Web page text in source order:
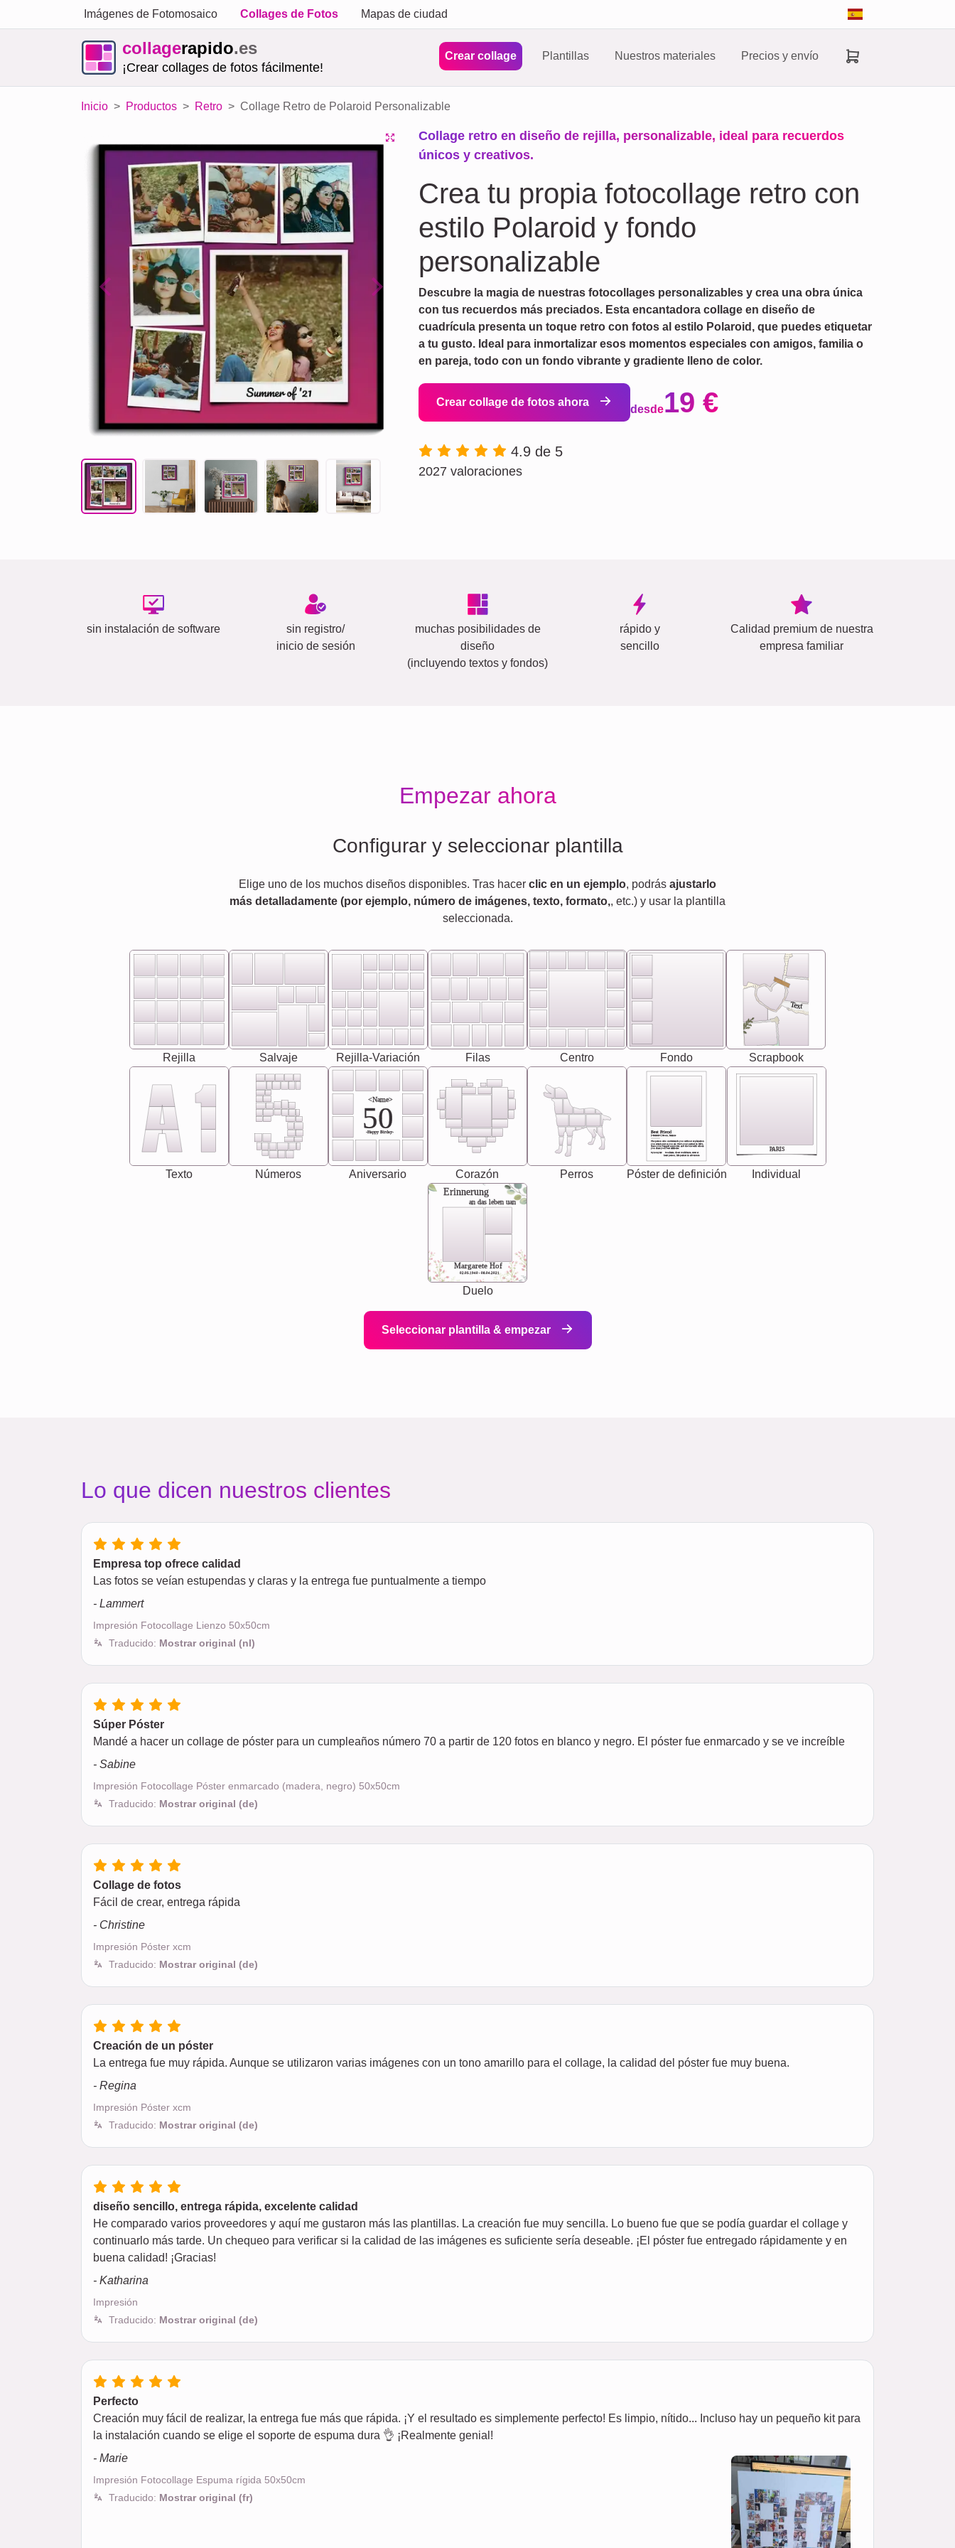
Imágenes de Fotomosaico Collages de Fotos Mapas de ciudad
collagerapido.es
¡Crear collages de fotos fácilmente!
Crear collage Plantillas Nuestros materiales Precios y envío
Inicio Productos Retro Collage Retro de Polaroid Personalizable
Previous Next
Collage retro en diseño de rejilla, personalizable, ideal para recuerdos
únicos y creativos.
Crea tu propia fotocollage retro con
estilo Polaroid y fondo
personalizable
Descubre la magia de nuestras fotocollages personalizables y crea una obra única
con tus recuerdos más preciados. Esta encantadora collage en diseño de
cuadrícula presenta un toque retro con fotos al estilo Polaroid, que puedes etiquetar
a tu gusto. Ideal para inmortalizar esos momentos especiales con amigos, familia o
en pareja, todo con un fondo vibrante y gradiente lleno de color.
Crear collage de fotos ahora
desde19 €
4.9 de 5
2027 valoraciones
sin instalación de software
sin registro/
inicio de sesión
muchas posibilidades de
diseño
(incluyendo textos y fondos)
rápido y
sencillo
Calidad premium de nuestra
empresa familiar
Empezar ahora
Configurar y seleccionar plantilla
Elige uno de los muchos diseños disponibles. Tras hacer clic en un ejemplo, podrás ajustarlo
más detalladamente (por ejemplo, número de imágenes, texto, formato,, etc.) y usar la plantilla
seleccionada.
Rejilla Salvaje Rejilla-Variación Filas Centro Fondo
Text
Scrapbook
Texto Números
<Name>
50
-Happy Birday-
Aniversario Corazón Perros
Best Friend
[<NAME>] Noun, feminie
Synonyms: Soulmate, closet confidante, sister at
heart person, life partner in adventure.
The person who understands you without explanation
you accepts just as you are. She's your partner in life's,
chaos your biggest supporter, and the one with whom
you share your best memories.
Póster de definición
PARIS
Individual
Erinnerung
an das leben uan
Margarete Hof
02.05.1940 - 08.04.2021
Duelo
Seleccionar plantilla & empezar
Lo que dicen nuestros clientes
Empresa top ofrece calidad
Las fotos se veían estupendas y claras y la entrega fue puntualmente a tiempo
- Lammert
Impresión Fotocollage Lienzo 50x50cm
Traducido: Mostrar original (nl)
Súper Póster
Mandé a hacer un collage de póster para un cumpleaños número 70 a partir de 120 fotos en blanco y negro. El póster fue enmarcado y se ve increíble
- Sabine
Impresión Fotocollage Póster enmarcado (madera, negro) 50x50cm
Traducido: Mostrar original (de)
Collage de fotos
Fácil de crear, entrega rápida
- Christine
Impresión Póster xcm
Traducido: Mostrar original (de)
Creación de un póster
La entrega fue muy rápida. Aunque se utilizaron varias imágenes con un tono amarillo para el collage, la calidad del póster fue muy buena.
- Regina
Impresión Póster xcm
Traducido: Mostrar original (de)
diseño sencillo, entrega rápida, excelente calidad
He comparado varios proveedores y aquí me gustaron más las plantillas. La creación fue muy sencilla. Lo bueno fue que se podía guardar el collage y
continuarlo más tarde. Un chequeo para verificar si la calidad de las imágenes es suficiente sería deseable. ¡El póster fue entregado rápidamente y en
buena calidad! ¡Gracias!
- Katharina
Impresión
Traducido: Mostrar original (de)
Perfecto
Creación muy fácil de realizar, la entrega fue más que rápida. ¡Y el resultado es simplemente perfecto! Es limpio, nítido... Incluso hay un pequeño kit para
la instalación cuando se elige el soporte de espuma dura 👌 ¡Realmente genial!
- Marie
Impresión Fotocollage Espuma rígida 50x50cm
Traducido: Mostrar original (fr)